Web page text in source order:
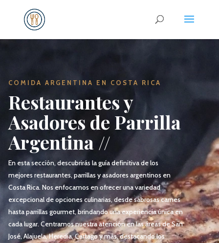
COMIDA ARGENTINA EN COSTA RICA
Restaurantes y
Asadores de Parrilla
Argentina //
En esta sección, descubrirás la guía definitiva de los
mejores restaurantes, parrillas y asadores argentinos en
Costa Rica. Nos enfocamos en ofrecer una variedad
excepcional de opciones culinarias, desde sabrosas carnes
hasta parrillas gourmet, brindando una experiencia única en
cada lugar. Centramos nuestra atención en las áreas de San
José, Alajuela, Heredia, Cartago y más, destacando los